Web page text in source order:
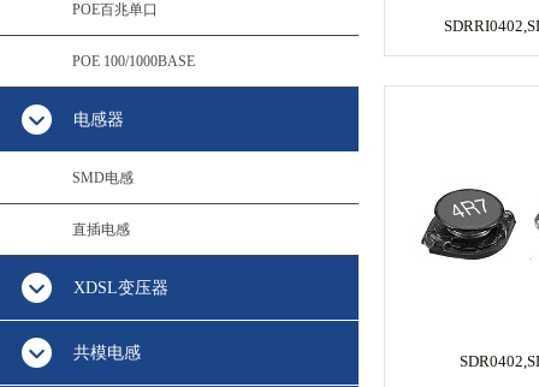
POE百兆单口
POE 100/1000BASE
电感器
SMD电感
直插电感
XDSL变压器
共模电感